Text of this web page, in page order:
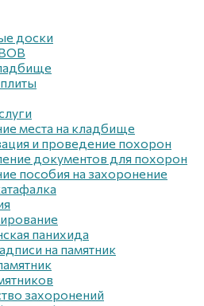
доски
места на кладбище
и проведение похорон
документов для похорон
пособия на захоронение
панихида
на памятник
захоронений